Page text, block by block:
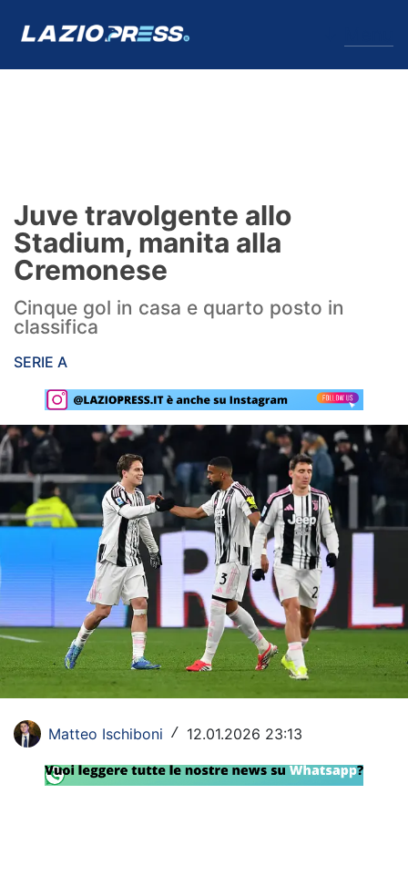
Formello
Infortuni
Primavera
Calciomercato
Lazio Women
Rassegna Lazio
Social
Calcio
Champions League
Europa League
Altri Sport
Formula 1
Tennis
Juve travolgente allo
Stadium, manita alla
Cremonese
Cinque gol in casa e quarto posto in
classifica
SERIE A
Matteo Ischiboni / 12.01.2026 23:13